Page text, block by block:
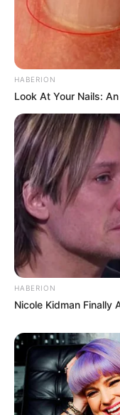
HABERION
Look At Your Nails:
HABERION
Nicole Kidman Finally